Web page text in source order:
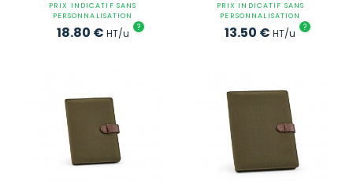
PRIX INDICATIF SANS
PERSONNALISATION
18.80 € HT/u ?
PRIX INDICATIF SANS
PERSONNALISATION
13.50 € HT/u ?